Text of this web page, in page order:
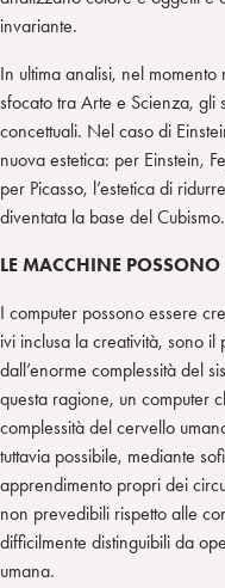
invariante.
In ultima analisi, nel
sfocato tra Arte e Scienza, gli
concettuali. Nel caso di
nuova estetica: per Einstein,
per Picasso, l’estetica di
diventata la base del Cubismo.
LE MACCHINE POSSONO
I computer possono essere
ivi inclusa la creatività, sono
dall’enorme complessità del
questa ragione, un computer
complessità del cervello
tuttavia possibile, mediante
apprendimento propri dei
non prevedibili rispetto alle
difficilmente distinguibili da
umana.